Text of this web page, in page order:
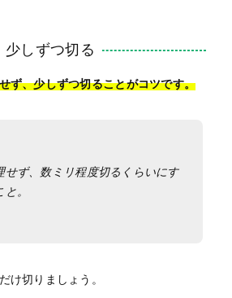
少しずつ切る
ず、少しずつ切ることがコツです。
せず、数ミリ程度切るくらいにす
と。
け切りましょう。